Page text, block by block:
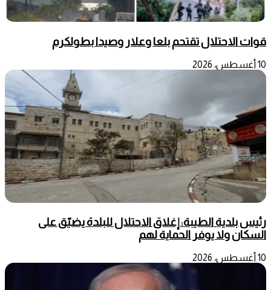
قوات الاحتلال تقتحم بلعا وعلار وصيدا بطولكرم
10 أغسطس، 2026
رئيس بلدية الطيبة: إغلاق الاحتلال للبلدة يضيّق على
السكان ولا يوفر الحماية لهم
10 أغسطس، 2026